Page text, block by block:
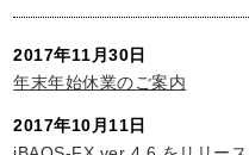
2017年11月30日
年末年始休業のご案内
2017年10月11日